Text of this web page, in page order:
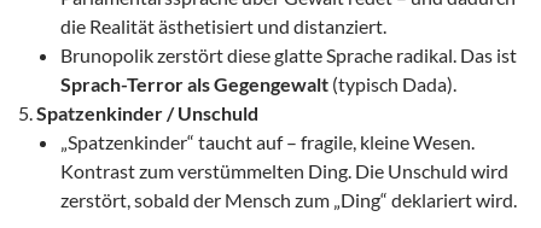
die Realität ästhetisiert und distanziert.
Brunopolik zerstört diese glatte Sprache radikal. Das ist
Sprach-Terror als Gegengewalt (typisch Dada).
Spatzenkinder / Unschuld
„Spatzenkinder“ taucht auf – fragile, kleine Wesen.
Kontrast zum verstümmelten Ding. Die Unschuld wird
zerstört, sobald der Mensch zum „Ding“ deklariert wird.